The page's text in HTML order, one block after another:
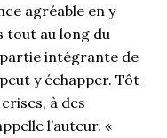
agréable en y
tout au long du
intégrante de
y échapper. Tôt
à des
l’auteur. «